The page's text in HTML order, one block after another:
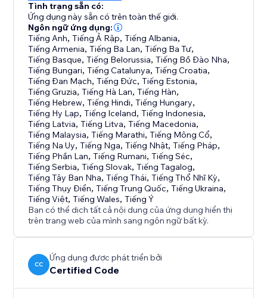
Tình trạng sẵn có:
Ứng dụng này sẵn có trên toàn thế giới.
Ngôn ngữ ứng dụng:
Tiếng Anh,Tiếng Ả Rập,Tiếng Albania,
Tiếng Armenia,Tiếng Ba Lan,Tiếng Ba Tư,
Tiếng Basque,Tiếng Belorussia,Tiếng Bồ Đào Nha,
Tiếng Bungari,Tiếng Catalunya,Tiếng Croatia,
Tiếng Đan Mạch,Tiếng Đức,Tiếng Estonia,
Tiếng Gruzia,Tiếng Hà Lan,Tiếng Hàn,
Tiếng Hebrew,Tiếng Hindi,Tiếng Hungary,
Tiếng Hy Lạp,Tiếng Iceland,Tiếng Indonesia,
Tiếng Latvia,Tiếng Litva,Tiếng Macedonia,
Tiếng Malaysia,Tiếng Marathi,Tiếng Mông Cổ,
Tiếng Na Uy,Tiếng Nga,Tiếng Nhật,Tiếng Pháp,
Tiếng Phần Lan,Tiếng Rumani,Tiếng Séc,
Tiếng Serbia,Tiếng Slovak,Tiếng Tagalog,
Tiếng Tây Ban Nha,Tiếng Thái,Tiếng Thổ Nhĩ Kỳ,
Tiếng Thụy Điển,Tiếng Trung Quốc,Tiếng Ukraina,
Tiếng Việt,Tiếng Wales,Tiếng Ý
Bạn có thể dịch tất cả nội dung của ứng dụng hiển thị
trên trang web của mình sang ngôn ngữ bất kỳ.
CC
Ứng dụng được phát triển bởi
Certified Code